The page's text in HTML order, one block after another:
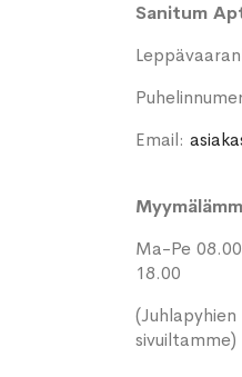
Sanitum
Email:
Ma-Pe
18.00
sivuiltamme)